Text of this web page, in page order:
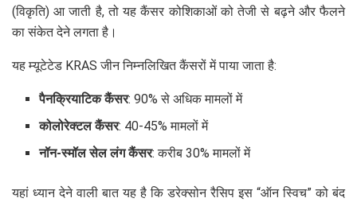
(विकृति) आ जाती है, तो यह कैंसर कोशिकाओं को तेजी से बढ़ने और फैलने
का संकेत देने लगता है।
यह म्यूटेटेड KRAS जीन निम्नलिखित कैंसरों में पाया जाता है:
पैनक्रियाटिक कैंसर: 90% से अधिक मामलों में
कोलोरेक्टल कैंसर: 40-45% मामलों में
नॉन-स्मॉल सेल लंग कैंसर: करीब 30% मामलों में
यहां ध्यान देने वाली बात यह है कि डरेक्सोन रैसिप इस “ऑन स्विच” को बंद